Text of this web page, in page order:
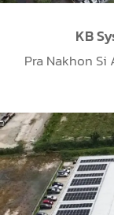
Pra Nakhon